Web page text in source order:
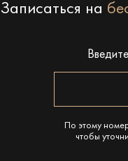
Записаться на
По этому
чтобы